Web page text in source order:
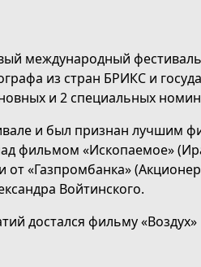
международный
из стран БРИКС и
и 2 специальных
и был признан лучшим
фильмом «Ископаемое»
«Газпромбанка»
Войтинского.
достался фильму